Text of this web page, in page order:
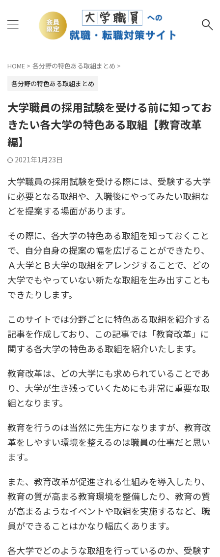
HOME > 各分野の特色ある取組まとめ >
各分野の特色ある取組まとめ
大学職員の採用試験を受ける前に知ってお
きたい各大学の特色ある取組【教育改革
編】
2021年1月23日
大学職員の採用試験を受ける際には、受験する大学
に必要となる取組や、入職後にやってみたい取組な
どを提案する場面があります。
その際に、各大学の特色ある取組を知っておくこと
で、自分自身の提案の幅を広げることができたり、
Ａ大学とＢ大学の取組をアレンジすることで、どの
大学でもやっていない新たな取組を生み出すことも
できたりします。
このサイトでは分野ごとに特色ある取組を紹介する
記事を作成しており、この記事では「教育改革」に
関する各大学の特色ある取組を紹介いたします。
教育改革は、どの大学にも求められていることであ
り、大学が生き残っていくためにも非常に重要な取
組となります。
教育を行うのは当然に先生方になりますが、教育改
革をしやすい環境を整えるのは職員の仕事だと思い
ます。
また、教育改革が促進される仕組みを導入したり、
教育の質が高まる教育環境を整備したり、教育の質
が高まるようなイベントや取組を実施するなど、職
員ができることはかなり幅広くあります。
各大学でどのような取組を行っているのか、受験す